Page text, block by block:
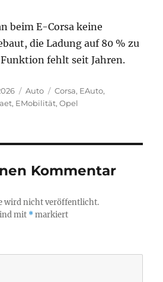
beim E-Corsa keine
die Ladung auf 80 % zu
fehlt seit Jahren.
Kategorien
Auto Schlagwörter
Corsa, EAuto,
, EMobilität,Opel
Kommentar
wird nicht veröffentlicht.
mit *markiert